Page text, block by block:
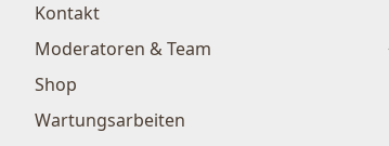
Kontakt
Moderatoren & Team
Shop
Wartungsarbeiten